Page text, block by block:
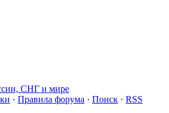
СНГ и мире
· Правила форума · Поиск · RSS